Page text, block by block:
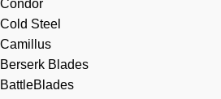
Condor
Cold Steel
Camillus
Berserk Blades
BattleBlades